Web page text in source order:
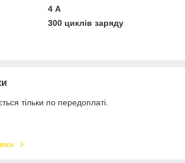
4 А
300 циклів заряду
тільки по передоплаті.